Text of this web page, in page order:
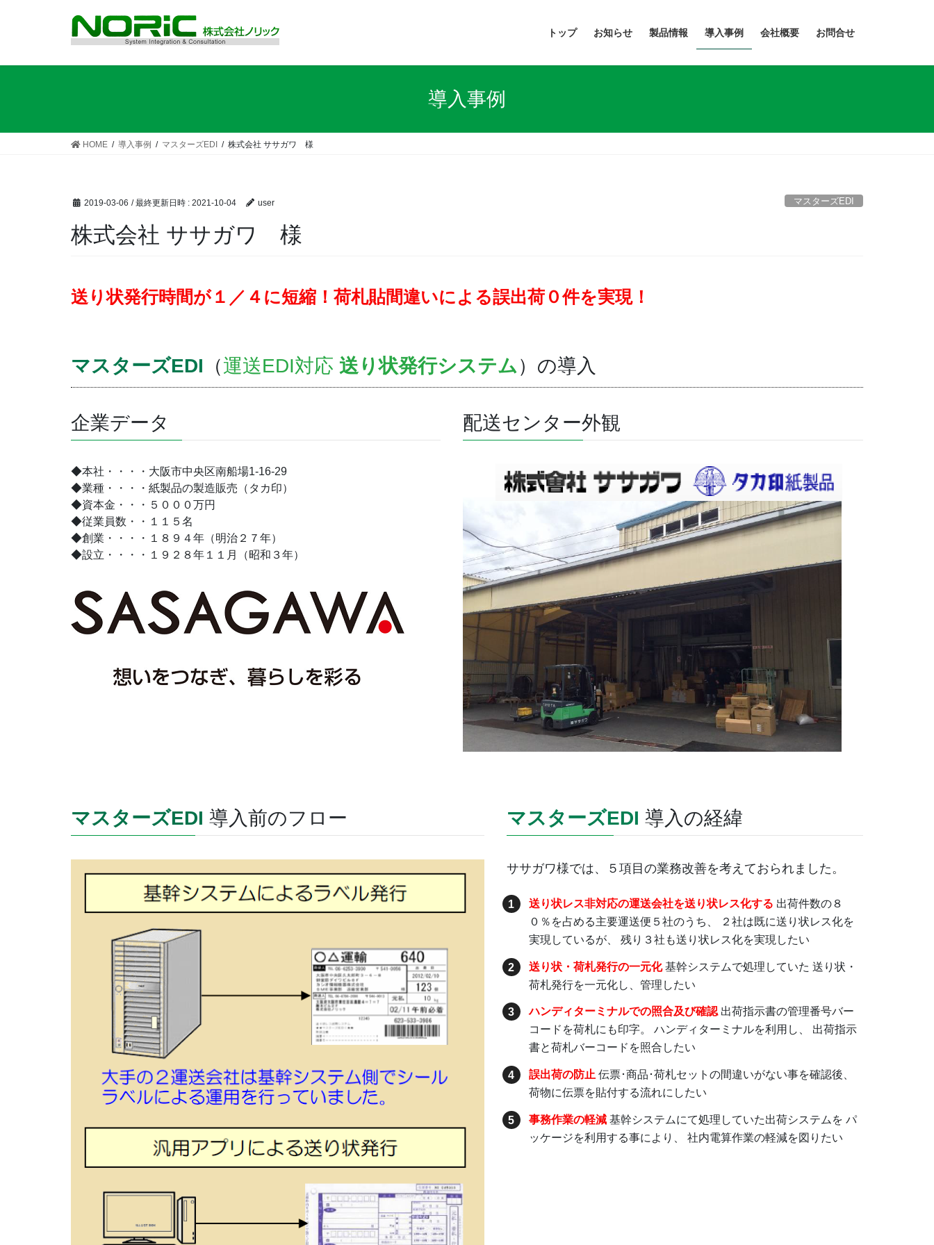
トップ お知らせ 製品情報 導入事例 会社概要 お問合せ
導入事例
HOME 導入事例 マスターズEDI 株式会社 ササガワ 様
2019-03-06 / 最終更新日時 : 2021-10-04 user マスターズEDI
株式会社 ササガワ 様
送り状発行時間が１／４に短縮！荷札貼間違いによる誤出荷０件を実現！
マスターズEDI （運送EDI対応 送り状発行システム）の導入
企業データ
◆本社・・・・大阪市中央区南船場1-16-29
◆業種・・・・紙製品の製造販売（タカ印）
◆資本金・・・５０００万円
◆従業員数・・１１５名
◆創業・・・・１８９４年（明治２７年）
◆設立・・・・１９２８年１１月（昭和３年）
配送センター外観
マスターズEDI 導入前のフロー マスターズEDI 導入の経緯
ササガワ様では、 ５ 項目の業務改善を考えておられました。
送り状レス非対応の運送会社を送り状レス化する 出荷件数の８
０％を占める主要運送便５社のうち、 ２社は既に送り状レス化を
実現しているが、 残り３社も送り状レス化を実現したい
送り状・荷札発行の一元化基幹システムで処理していた 送り状・
荷札発行を一元化し、管理したい
ハンディターミナルでの照合及び確認 出荷指示書の管理番号バー
コードを荷札にも印字。 ハンディターミナルを利用し、 出荷指示
書と荷札バーコードを照合したい
誤出荷の防止 伝票･商品･荷札セットの間違いがない事を確認後、
荷物に伝票を貼付する流れにしたい
事務作業の軽減 基幹システムにて処理していた出荷システムを パ
ッケージを利用する事により、 社内電算作業の軽減を図りたい